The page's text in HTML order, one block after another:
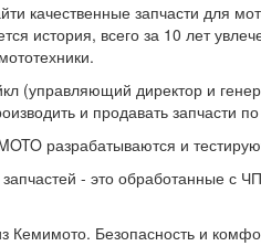
качественные запчасти для
история, всего за 10 лет
(управляющий директор и
и продавать запчасти
разрабатываются и
- это обработанные с
Кемимото. Безопасность и